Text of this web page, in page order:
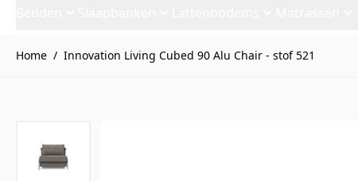
Home / Innovation Living Cubed 90 Alu Chair - stof 521
Innovation Living Cubed 90